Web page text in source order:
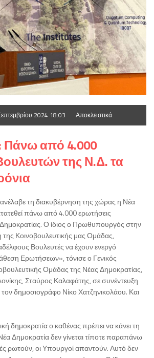
2024 18:03 Αποκλειστικά
Πάνω από 4.000
της Ν.Δ. τα
τη διακυβέρνηση της χώρας η Νέα
πάνω από 4.000 ερωτήσεις
Ο ίδιος ο Πρωθυπουργός στην
της Κοινοβουλευτικής μας Ομάδας,
Βουλευτές να έχουν ενεργό
Ερωτήσεων», τόνισε ο Γενικός
Ομάδας της Νέας Δημοκρατίας,
Σταύρος Καλαφάτης, σε συνέντευξη
δημοσιογράφο Νίκο Χατζηνικολάου. Και
δημοκρατία ο καθένας πρέπει να κάνει τη
Δημοκρατία δεν γίνεται τίποτε παραπάνω
ρωτούν, οι Υπουργοί απαντούν. Αυτό δεν